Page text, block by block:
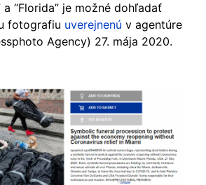
a “Florida” je možné dohľadať
fotografiu uverejnenú v agentúre
Agency) 27. mája 2020.